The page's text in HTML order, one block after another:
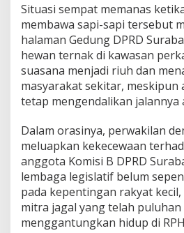
i
n
a
n
D
e
w
a
D
o
r
o
n
g
P
e
n
Situasi sempat memanas
membawa sapi-sapi tersebut
halaman Gedung DPRD
hewan ternak di kawasan
suasana menjadi riuh dan
masyarakat sekitar, meskipun
tetap mengendalikan jalannya
Dalam orasinya, perwakilan
meluapkan kekecewaan
anggota Komisi B DPRD
lembaga legislatif belum
pada kepentingan rakyat
mitra jagal yang telah
menggantungkan hidup di